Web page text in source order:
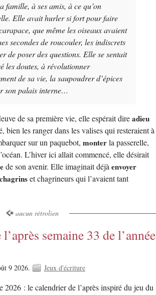
famille, à ses amis, à ce qu’on
Elle avait hurler si fort pour faire
que même les oiseaux avaient
secondes de roucouler, les indiscrets
de poser des questions. Elle se sentait
les doutes, à révolutionner
de sa vie, la saupoudrer d’épices
son palais interne…
de sa première vie, elle espérait direadieu
bien les ranger dans les valises qui resteraient à
sur un paquebot, monterla passerelle,
L’hiver ici allait commencé, elle désirait
de son avenir. Elle imaginait déjàenvoyer
chagrinset chagrineurs qui l’avaient tant
aucun rétrolien
semaine 33 de l’année
9 2026. Jeux d'écriture
2026 : le calendrier de l’après inspiré du jeu du